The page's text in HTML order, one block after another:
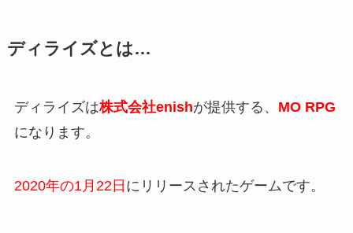
ディライズとは…
ディライズは株式会社enishが提供する、 MO RPG
になります。
2020年の1月22日 にリリースされたゲームです。